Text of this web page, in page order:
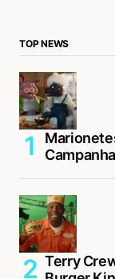
TOP NEWS
Terry